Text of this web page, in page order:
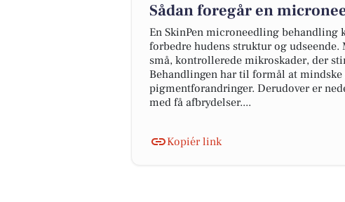
Sådan foregår en
En SkinPen microneedling
forbedre hudens struktur og
små, kontrollerede mikroskader, der
Behandlingen har til formål at
pigmentforandringer. Derudover er
med få afbrydelser....
Kopiér link